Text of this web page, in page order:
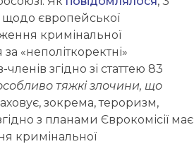
щодо європейської
кримінальної
«неполіткоректні»
згідно зі статтею 83
тяжкі злочини, що
зокрема, тероризм,
з планами Єврокомісії має
кримінальної